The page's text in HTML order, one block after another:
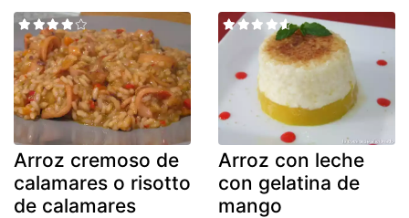
Arroz cremoso de
calamares o risotto
de calamares
Arroz con leche
con gelatina de
mango